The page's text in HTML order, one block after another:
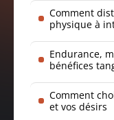
Comment
physique à
Endurance,
bénéfices
Comment
et vos désirs